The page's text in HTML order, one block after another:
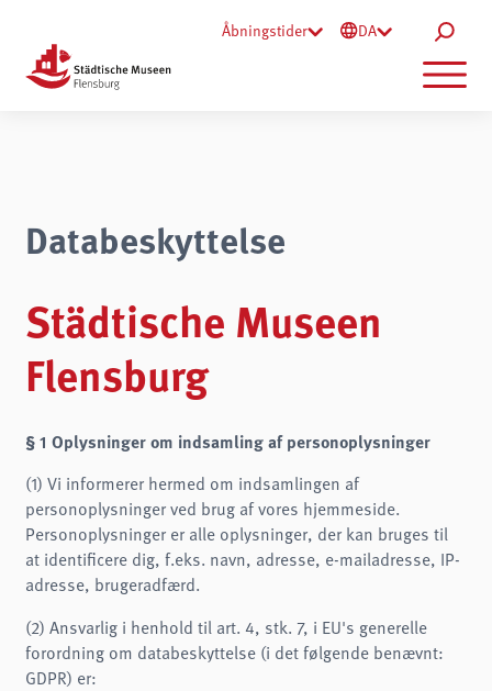
Åbningstider DA
Databeskyttelse
Städtische Museen
Flensburg
§ 1 Oplysninger om indsamling af personoplysninger
(1) Vi informerer hermed om indsamlingen af
personoplysninger ved brug af vores hjemmeside.
Personoplysninger er alle oplysninger, der kan bruges til
at identificere dig, f.eks. navn, adresse, e-mailadresse, IP-
adresse, brugeradfærd.
(2) Ansvarlig i henhold til art. 4, stk. 7, i EU's generelle
forordning om databeskyttelse (i det følgende benævnt:
GDPR) er: